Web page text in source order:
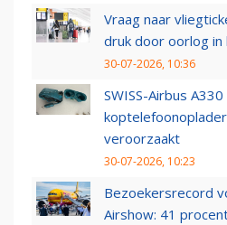
Vraag naar
druk door oorlog
30-07-2026, 10:36
SWISS-Airbus
veroorzaakt
30-07-2026, 10:23
Bezoekersrecord
Airshow: 41